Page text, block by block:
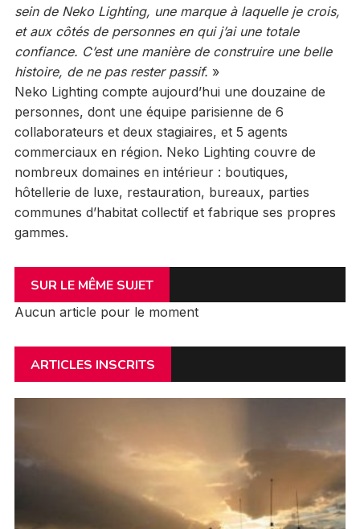
sein de Neko Lighting, une marque à laquelle je crois,
et aux côtés de personnes en qui j’ai une totale
confiance. C’est une manière de construire une belle
histoire, de ne pas rester passif. »
Neko Lighting compte aujourd’hui une douzaine de
personnes, dont une équipe parisienne de 6
collaborateurs et deux stagiaires, et 5 agents
commerciaux en région. Neko Lighting couvre de
nombreux domaines en intérieur : boutiques,
hôtellerie de luxe, restauration, bureaux, parties
communes d’habitat collectif et fabrique ses propres
gammes.
SUR LE MÊME SUJET
Aucun article pour le moment
ARTICLES INSCRITS